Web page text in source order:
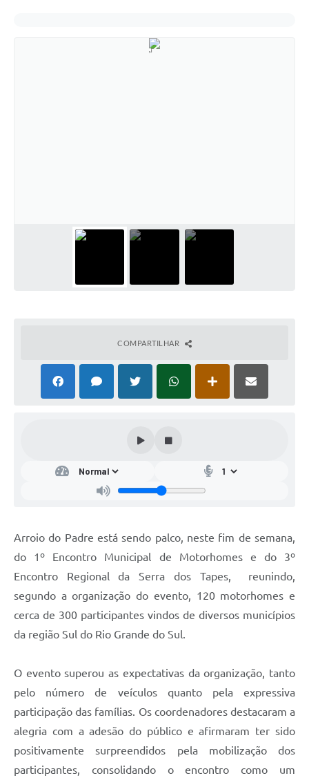
COMPARTILHAR
Arroio do Padre está sendo palco, neste fim de semana,
do 1º Encontro Municipal de Motorhomes e do 3º
Encontro Regional da Serra dos Tapes, reunindo,
segundo a organização do evento, 120 motorhomes e
cerca de 300 participantes vindos de diversos municípios
da região Sul do Rio Grande do Sul.
O evento superou as expectativas da organização, tanto
pelo número de veículos quanto pela expressiva
participação das famílias. Os coordenadores destacaram a
alegria com a adesão do público e afirmaram ter sido
positivamente surpreendidos pela mobilização dos
participantes, consolidando o encontro como um